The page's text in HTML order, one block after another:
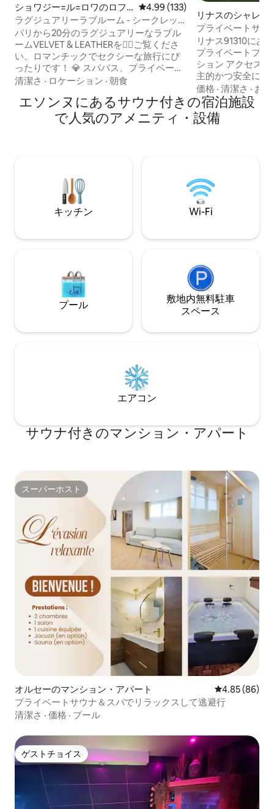
ショワジー=ル=ロワのロフ
ト
レビュー133件、5つ星中4.99つ
4.99 (133)
ラグジュアリーラブルーム - シークレッ
トルームBDSM - スパ＆映画館
パリから20分のラグジュアリーなラブル
ームVELVET & LEATHERを❤️‍🔥ご覧くださ
い。ロマンチックでセクシーな旅行にぴ
ったりです！ 💎 スパバス、プライベート
サウナ、雲のようなキングサイズベッ
ァなど。 驚くほど設備の整った秘密の
BDSMプレイルームスペースで、新しい感
覚を💋探求し、忘れられない思い出を一
で思い出に残る体験をしましょう！
清潔さ · ロケーション · 朝食
リナスのシャレー
プライベートサウ
ル付き
リナス91310にあ
プライベートプー
ション アクセス：キーボックスにより自
主的かつ安全にご
間： • 午後4時以降にご到着ください • チ
ェックアウトは遅く
あれば、12時から
ンは50ユーロです。 外の環境は
名様につき50ユ
ます）。
価格 ·清潔さ · お
エソンヌにあるサウナ付きの宿泊施設
で人気のアメニティ・設備
キッチン Wi-Fi
プール
敷地内無料駐⁠車
ス⁠ペ⁠ー⁠ス
エアコン
サウナ付きのマンション・アパート
スーパーホスト
スーパーホスト
オルセーのマンション・アパート レビュー86
4.85 (86)
プライベートサウナ＆スパでリラックスして逃避行
清潔さ · 価格 · プール
ゲストチョイス
ゲストチョイス